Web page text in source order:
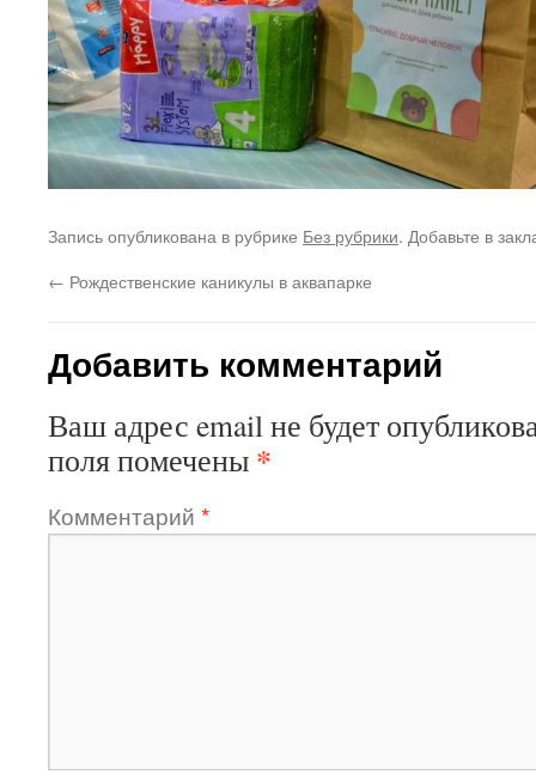
Запись опубликована в рубрике Без рубрики. Добавьте в
← Рождественские каникулы в аквапарке
Добавить комментарий
Ваш адрес email не будет
поля помечены *
Комментарий *